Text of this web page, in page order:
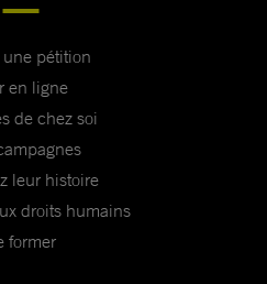
pétition
en ligne
de chez soi
leur histoire
droits humains
former